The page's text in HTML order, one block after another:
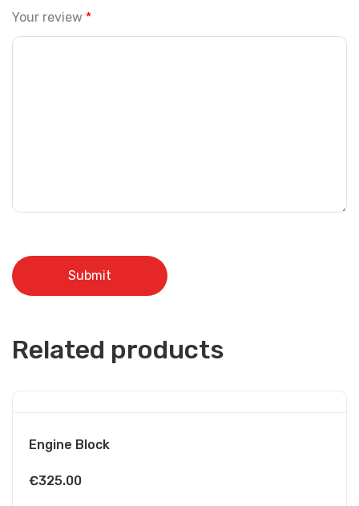
Your review *
Related products
Engine Block
€325.00